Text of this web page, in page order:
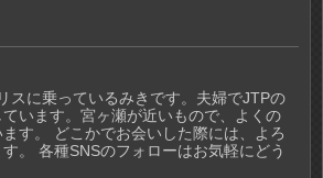
スに乗っているみきです。夫婦でJTPの
います。宮ヶ瀬が近いもので、よくの
す。 どこかでお会いした際には、よろ
。 各種SNSのフォローはお気軽にどう